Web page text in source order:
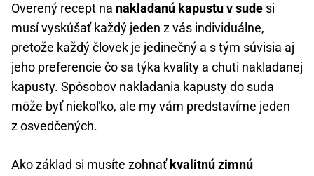
Overený recept na nakladanú kapustu v sude si
musí vyskúšať každý jeden z vás individuálne,
pretože každý človek je jedinečný a s tým súvisia aj
jeho preferencie čo sa týka kvality a chuti nakladanej
kapusty. Spôsobov nakladania kapusty do suda
môže byť niekoľko, ale my vám predstavíme jeden
z osvedčených.
Ako základ si musíte zohnaťkvalitnú zimnú